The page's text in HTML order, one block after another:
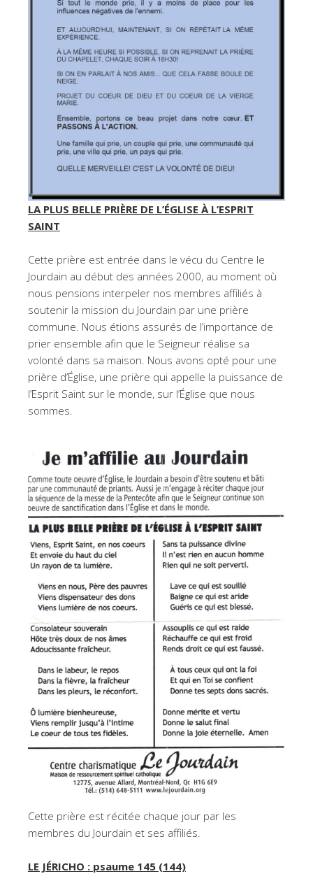
LA PLUS BELLE PRIÈRE DE L’ÉGLISE À L’ESPRIT
SAINT
Cette prière est entrée dans le vécu du Centre le
Jourdain au début des années 2000, au moment où
nous pensions interpeler nos membres affiliés à
soutenir la mission du Jourdain par une prière
commune. Nous étions assurés de l’importance de
prier ensemble afin que le Seigneur réalise sa
volonté dans sa maison. Nous avons opté pour une
prière d’Église, une prière qui appelle la puissance de
l’Esprit Saint sur le monde, sur l’Église que nous
sommes.
Cette prière est récitée chaque jour par les
membres du Jourdain et ses affiliés.
LE JÉRICHO : psaume 145 (144)